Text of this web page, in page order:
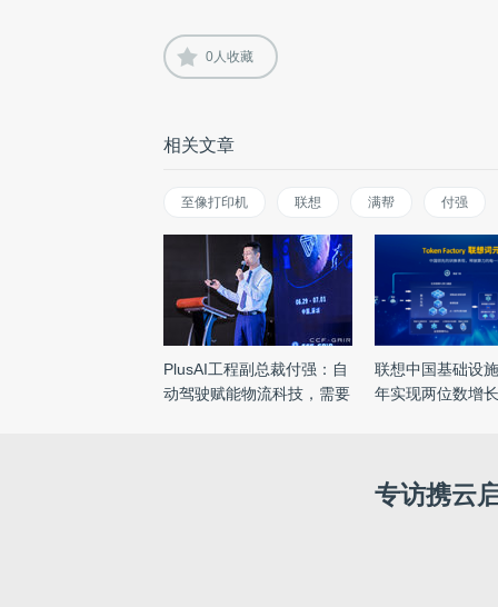
0人收藏
相关文章
至像打印机 联想 满帮 付强
PlusAI工程副总裁付强：自
动驾驶赋能物流科技，需要
联想中国基础设
年实现两位数增
专访携云